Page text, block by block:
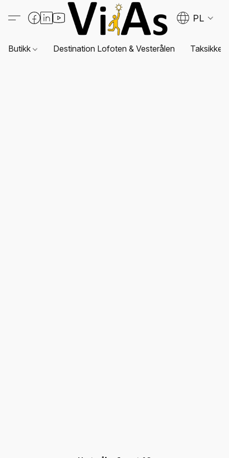
PL
Butikk Destination Lofoten & Vesterålen